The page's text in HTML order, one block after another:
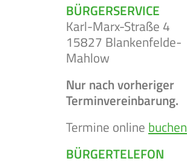
BÜRGERSERVICE
Karl-Marx-Straße 4
15827 Blankenfelde-
Mahlow
Nur nach vorheriger
Terminvereinbarung.
Termine online buchen
BÜRGERTELEFON